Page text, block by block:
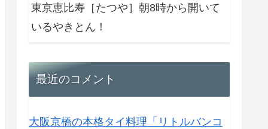
東京恵比寿［たつや］朝8時から開いて
いるやきとん！
最近のコメント
大阪京橋の本格タイ料理「リトルバンコ